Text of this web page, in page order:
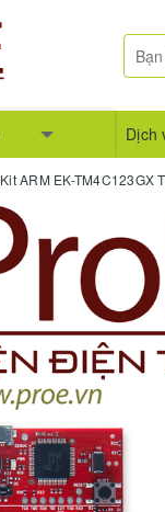
Dịch
Kit ARM EK-TM4C123GX